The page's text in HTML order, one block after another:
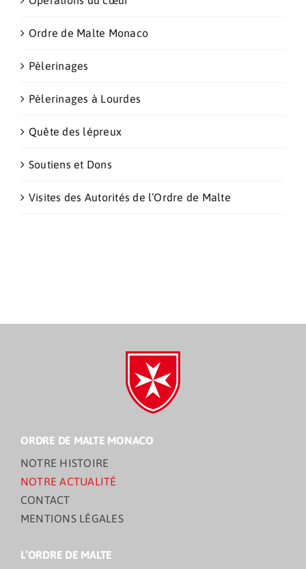
Ordre de Malte Monaco
Pèlerinages
Pèlerinages à Lourdes
Quête des lépreux
Soutiens et Dons
Visites des Autorités de l’Ordre de Malte
ORDRE DE MALTE MONACO
NOTRE HISTOIRE
NOTRE ACTUALITÉ
CONTACT
MENTIONS LÉGALES
L’ORDRE DE MALTE